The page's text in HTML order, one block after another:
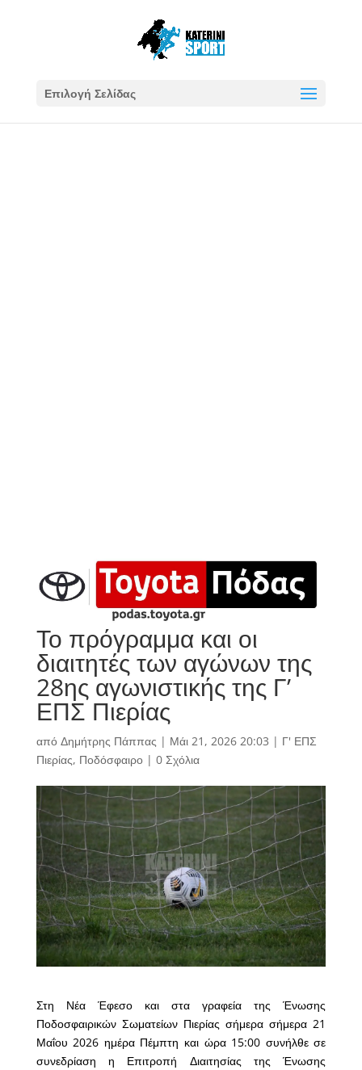
Επιλογή Σελίδας
Το πρόγραμμα και οι
διαιτητές των αγώνων της
28ης αγωνιστικής της Γ’
ΕΠΣ Πιερίας
από Δημήτρης Πάππας | Μάι 21, 2026 20:03 | Γ' ΕΠΣ
Πιερίας, Ποδόσφαιρο| 0 Σχόλια
Στη Νέα Έφεσο και στα γραφεία της Ένωσης
Ποδοσφαιρικών Σωματείων Πιερίας σήμερα σήμερα 21
Μαΐου 2026 ημέρα Πέμπτη και ώρα 15:00 συνήλθε σε
συνεδρίαση η Επιτροπή Διαιτησίας της Ένωσης